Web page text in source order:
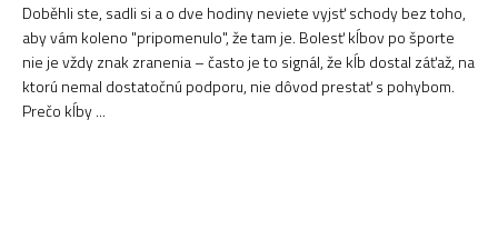
Doběhli ste, sadli si a o dve hodiny neviete vyjsť schody bez toho,
aby vám koleno "pripomenulo", že tam je. Bolesť kĺbov po športe
nie je vždy znak zranenia – často je to signál, že kĺb dostal záťaž, na
ktorú nemal dostatočnú podporu, nie dôvod prestať s pohybom.
Prečo kĺby ...